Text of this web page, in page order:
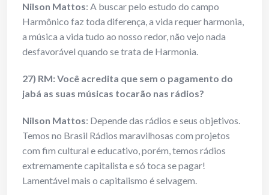
Nilson Mattos: A buscar pelo estudo do campo
Harmônico faz toda diferença, a vida requer harmonia,
a música a vida tudo ao nosso redor, não vejo nada
desfavorável quando se trata de Harmonia.
27) RM: Você acredita que sem o pagamento do
jabá as suas músicas tocarão nas rádios?
Nilson Mattos: Depende das rádios e seus objetivos.
Temos no Brasil Rádios maravilhosas com projetos
com fim cultural e educativo, porém, temos rádios
extremamente capitalista e só toca se pagar!
Lamentável mais o capitalismo é selvagem.